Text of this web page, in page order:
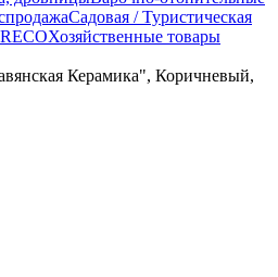
Садовая / Туристическая
Хозяйственные товары
Керамика", Коричневый,